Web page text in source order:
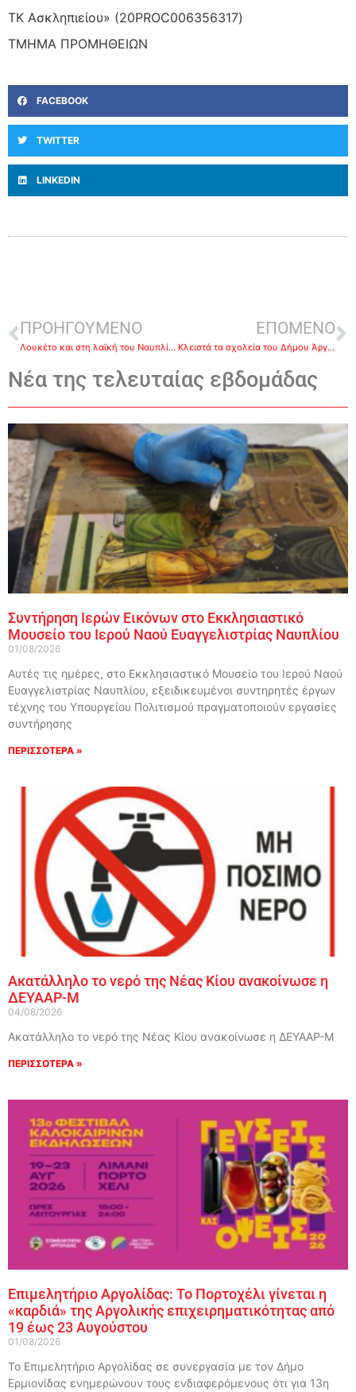
ΤΚ Ασκληπιείου» (20PROC006356317)
ΤΜΗΜΑ ΠΡΟΜΗΘΕΙΩΝ
FACEBOOK
TWITTER
LINKEDIN
ΠΡΟΗΓΟΥΜΕΝΟ
Λουκέτο και στη λαϊκή του Ναυπλίου και όπου αλλού ……Super Market και μπακάλικα οι μόνες λύσεις
ΕΠΟΜΕΝΟ
Κλειστά τα σχολεία του Δήμου Άργους Μυκηνών έως τις 10/4 με Υπουργική Απόφαση
Νέα της τελευταίας εβδομάδας
Συντήρηση Ιερών Εικόνων στο Εκκλησιαστικό
Μουσείο του Ιερού Ναού Ευαγγελιστρίας Ναυπλίου
01/08/2026
Αυτές τις ημέρες, στο Εκκλησιαστικό Μουσείο του Ιερού Ναού
Ευαγγελιστρίας Ναυπλίου, εξειδικευμένοι συντηρητές έργων
τέχνης του Υπουργείου Πολιτισμού πραγματοποιούν εργασίες
συντήρησης
ΠΕΡΙΣΣΟΤΕΡΑ »
Ακατάλληλο το νερό της Νέας Κίου ανακοίνωσε η
ΔΕΥΑΑΡ-Μ
04/08/2026
Ακατάλληλο το νερό της Νέας Κίου ανακοίνωσε η ΔΕΥΑΑΡ-Μ
ΠΕΡΙΣΣΟΤΕΡΑ »
Επιμελητήριο Αργολίδας: Το Πορτοχέλι γίνεται η
«καρδιά» της Αργολικής επιχειρηματικότητας από
19 έως 23 Αυγούστου
01/08/2026
Το Επιμελητήριο Αργολίδας σε συνεργασία με τον Δήμο
Ερμιονίδας ενημερώνουν τους ενδιαφερόμενους ότι για 13η